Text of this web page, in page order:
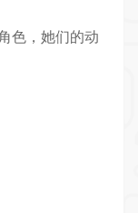
色，她们的动